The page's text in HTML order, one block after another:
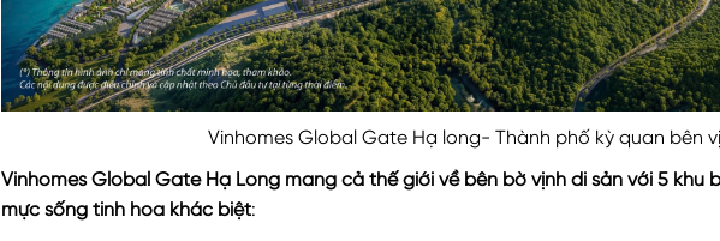
Vinhomes Global Gate Hạ long- Thành phố kỳ quan bên
Vinhomes Global Gate Hạ Long mang cả thế giới về bên bờ vịnh di sản với 5 khu
mực sống tinh hoa khác biệt: